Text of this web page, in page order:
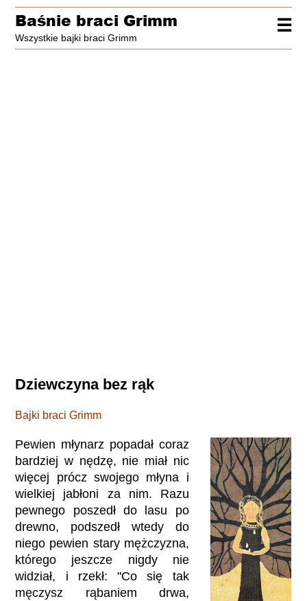
☰
Baśnie braci Grimm
Wszystkie bajki braci Grimm
Dziewczyna bez rąk
Bajki braci Grimm
Pewien młynarz popadał coraz
bardziej w nędzę, nie miał nic
więcej prócz swojego młyna i
wielkiej jabłoni za nim. Razu
pewnego poszedł do lasu po
drewno, podszedł wtedy do
niego pewien stary mężczyzna,
którego jeszcze nigdy nie
widział, i rzekł: "Co się tak
męczysz rąbaniem drwa,